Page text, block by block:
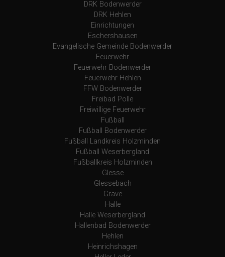
DRK Bodenwerder
DRK Hehlen
Einrichtungen
Eschershausen
Evangelische Gemeinde Bodenwerder
Feuerwehr
Feuerwehr Bodenwerder
Feuerwehr Hehlen
FFW Bodenwerder
Freibad Polle
Freiwillige Feuerwehr
Fußball
Fußball Bodenwerder
Fußball Landkreis Holzminden
Fußball Weserbergland
Fußballkreis Holzminden
Glesse
Glessebach
Grave
Halle
Halle Weserbergland
Hallenbad Bodenwerder
Hehlen
Heinrichshagen